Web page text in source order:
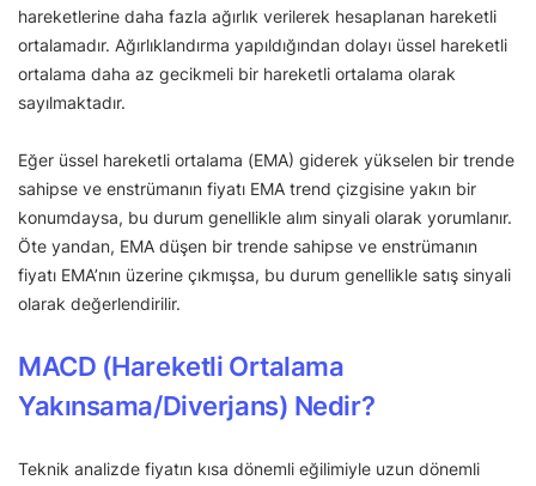
hareketlerine daha fazla ağırlık verilerek hesaplanan hareketli
ortalamadır. Ağırlıklandırma yapıldığından dolayı üssel hareketli
ortalama daha az gecikmeli bir hareketli ortalama olarak
sayılmaktadır.
Eğer üssel hareketli ortalama (EMA) giderek yükselen bir trende
sahipse ve enstrümanın fiyatı EMA trend çizgisine yakın bir
konumdaysa, bu durum genellikle alım sinyali olarak yorumlanır.
Öte yandan, EMA düşen bir trende sahipse ve enstrümanın
fiyatı EMA’nın üzerine çıkmışsa, bu durum genellikle satış sinyali
olarak değerlendirilir.
MACD (Hareketli Ortalama
Yakınsama/Diverjans) Nedir?
Teknik analizde fiyatın kısa dönemli eğilimiyle uzun dönemli